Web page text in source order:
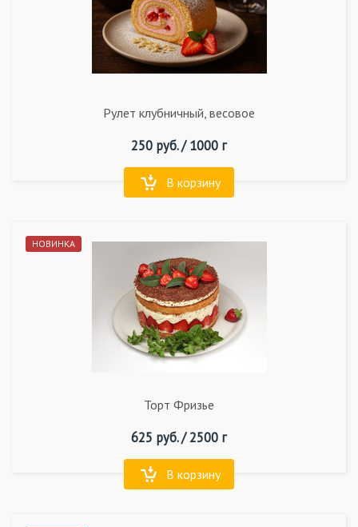
Рулет клубничный, весовое
250 руб. /1000 г
В корзину
НОВИНКА
Торт Фризье
625 руб. /2500 г
В корзину